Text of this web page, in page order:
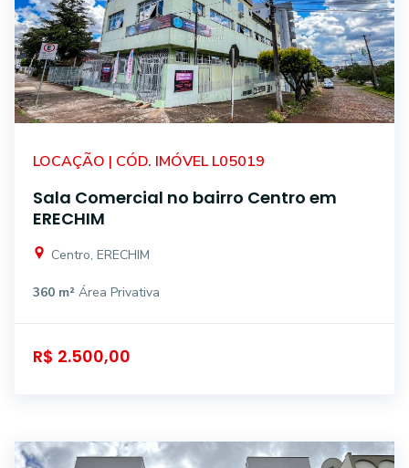
LOCAÇÃO | CÓD. IMÓVEL L05019
Sala Comercial no bairro Centro em
ERECHIM
Centro, ERECHIM
360 m² Área Privativa
R$ 2.500,00